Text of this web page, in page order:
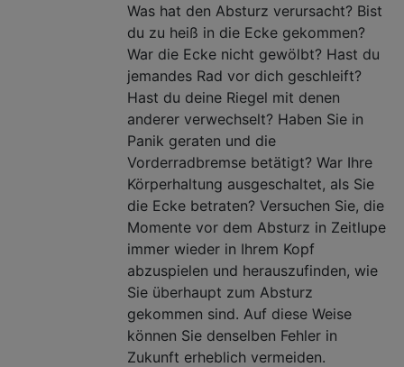
Was hat den Absturz verursacht? Bist
du zu heiß in die Ecke gekommen?
War die Ecke nicht gewölbt? Hast du
jemandes Rad vor dich geschleift?
Hast du deine Riegel mit denen
anderer verwechselt? Haben Sie in
Panik geraten und die
Vorderradbremse betätigt? War Ihre
Körperhaltung ausgeschaltet, als Sie
die Ecke betraten? Versuchen Sie, die
Momente vor dem Absturz in Zeitlupe
immer wieder in Ihrem Kopf
abzuspielen und herauszufinden, wie
Sie überhaupt zum Absturz
gekommen sind. Auf diese Weise
können Sie denselben Fehler in
Zukunft erheblich vermeiden.